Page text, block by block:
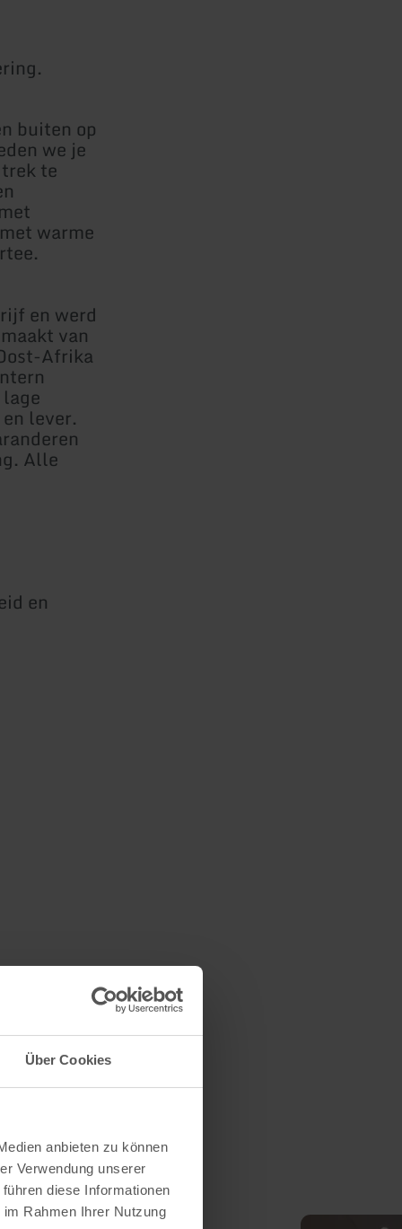
Über Cookies
anbieten zu können
Verwendung unserer
diese Informationen
Rahmen Ihrer Nutzung
buiten op
we je
te
warme
en werd
van
Afrika
lever.
Alle
en